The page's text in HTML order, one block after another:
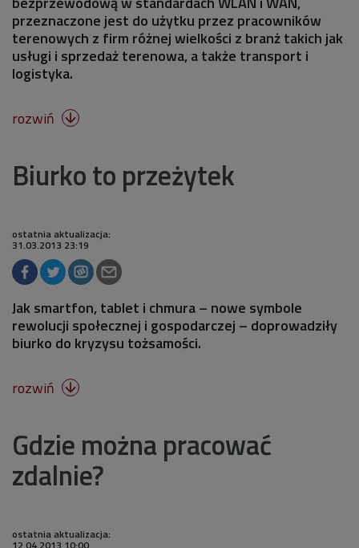
przeznaczone jest do użytku przez pracowników
terenowych z firm różnej wielkości z branż takich jak
usługi i sprzedaż terenowa, a także transport i
logistyka.
rozwiń 
Biurko to przeżytek
ostatnia aktualizacja:
31.03.2013 23:19
Jak smartfon, tablet i chmura – nowe symbole
rewolucji społecznej i gospodarczej – doprowadziły
biurko do kryzysu tożsamości.
rozwiń 
Gdzie można pracować
zdalnie?
ostatnia aktualizacja: